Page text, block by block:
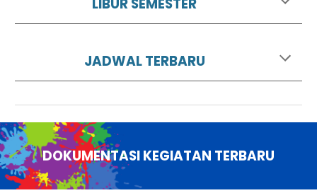
LIBUR SEMESTER
JADWAL TERBARU
DOKUMENTASI KEGIATAN TERBARU